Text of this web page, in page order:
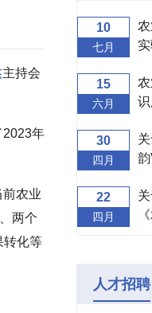
主持会
2023年
前农业
两个
转化等
10
七月
15
六月
30
四月
22
四月
人才招聘